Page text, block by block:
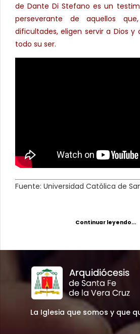
de Dante Di Stefano es un
perseverante de aquellos
dificultades, eligen servir a Dios
todo su ser.
Fuente: Universidad Católica de
Continuar leyendo...
La Iglesia que somos y que